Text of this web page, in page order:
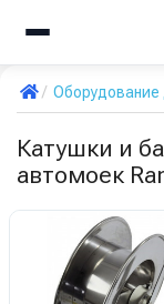
Катушки и
автомоек